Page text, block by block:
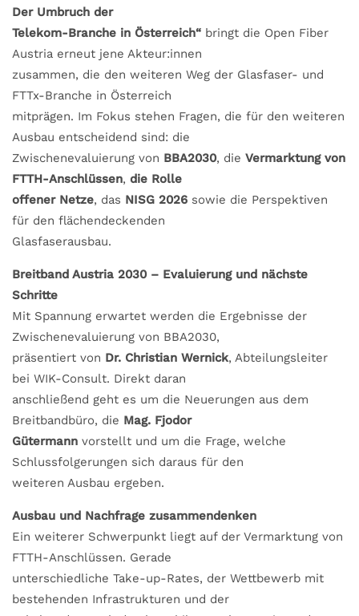
Der Umbruch der
Telekom-Branche in Österreich“ bringt die Open Fiber
Austria erneut jene Akteur:innen
zusammen, die den weiteren Weg der Glasfaser- und
FTTx-Branche in Österreich
mitprägen. Im Fokus stehen Fragen, die für den weiteren
Ausbau entscheidend sind: die
Zwischenevaluierung von BBA2030, die Vermarktung von
FTTH-Anschlüssen, die Rolle
offener Netze, das NISG 2026 sowie die Perspektiven
für den flächendeckenden
Glasfaserausbau.
Breitband Austria 2030 – Evaluierung und nächste
Schritte
Mit Spannung erwartet werden die Ergebnisse der
Zwischenevaluierung von BBA2030,
präsentiert von Dr. Christian Wernick, Abteilungsleiter
bei WIK-Consult. Direkt daran
anschließend geht es um die Neuerungen aus dem
Breitbandbüro, die Mag. Fjodor
Gütermann vorstellt und um die Frage, welche
Schlussfolgerungen sich daraus für den
weiteren Ausbau ergeben.
Ausbau und Nachfrage zusammendenken
Ein weiterer Schwerpunkt liegt auf der Vermarktung von
FTTH-Anschlüssen. Gerade
unterschiedliche Take-up-Rates, der Wettbewerb mit
bestehenden Infrastrukturen und der